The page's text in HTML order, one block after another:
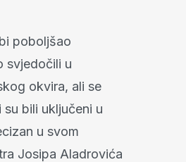
poboljšao
svjedočili u
okvira, ali se
bili uključeni u
u svom
Josipa Aladrovića